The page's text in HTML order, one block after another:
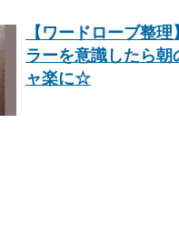
【ワードローブ整
ラーを意識したら
ャ楽に☆